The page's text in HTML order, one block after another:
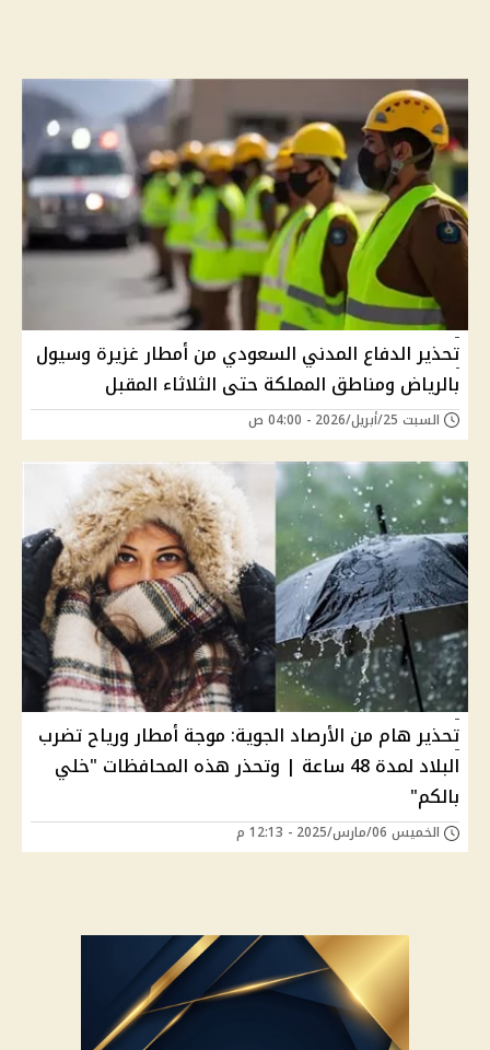
تحذير الدفاع المدني السعودي من أمطار غزيرة وسيول
بالرياض ومناطق المملكة حتى الثلاثاء المقبل
السبت 25/أبريل/2026 - 04:00 ص
تحذير هام من الأرصاد الجوية: موجة أمطار ورياح تضرب
البلاد لمدة 48 ساعة | وتحذر هذه المحافظات "خلي
بالكم"
الخميس 06/مارس/2025 - 12:13 م